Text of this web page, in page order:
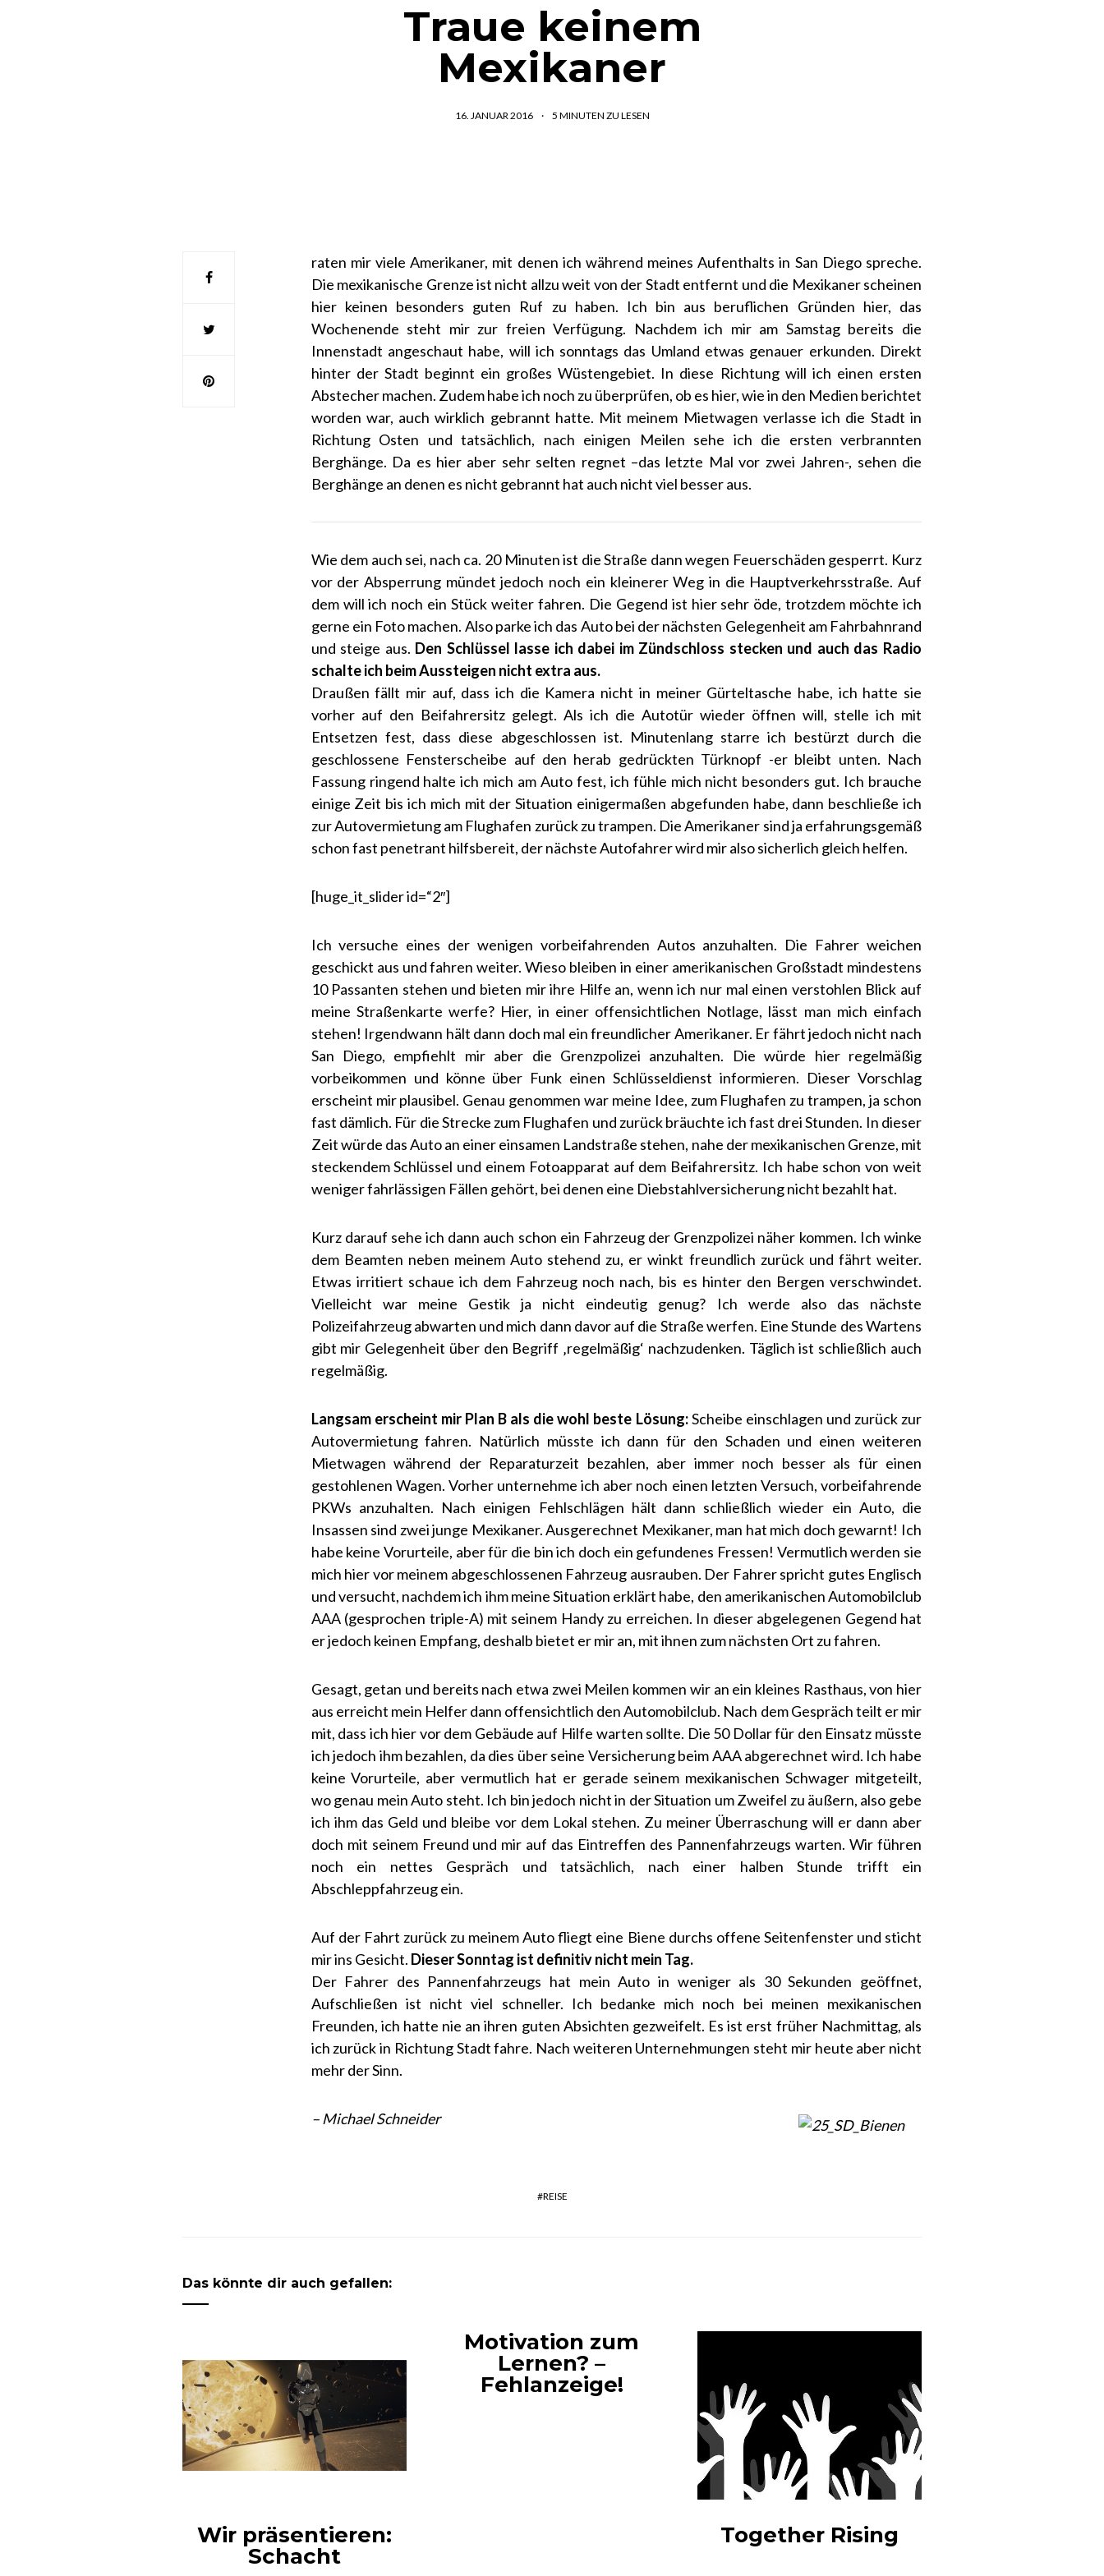
Traue keinem
Mexikaner
16. JANUAR 2016 5 MINUTEN ZU LESEN
raten mir viele Amerikaner, mit denen ich während meines Aufenthalts in San Diego spreche.
Die mexikanische Grenze ist nicht allzu weit von der Stadt entfernt und die Mexikaner scheinen
hier keinen besonders guten Ruf zu haben. Ich bin aus beruflichen Gründen hier, das
Wochenende steht mir zur freien Verfügung. Nachdem ich mir am Samstag bereits die
Innenstadt angeschaut habe, will ich sonntags das Umland etwas genauer erkunden. Direkt
hinter der Stadt beginnt ein großes Wüstengebiet. In diese Richtung will ich einen ersten
Abstecher machen. Zudem habe ich noch zu überprüfen, ob es hier, wie in den Medien berichtet
worden war, auch wirklich gebrannt hatte. Mit meinem Mietwagen verlasse ich die Stadt in
Richtung Osten und tatsächlich, nach einigen Meilen sehe ich die ersten verbrannten
Berghänge. Da es hier aber sehr selten regnet –das letzte Mal vor zwei Jahren-, sehen die
Berghänge an denen es nicht gebrannt hat auch nicht viel besser aus.
Wie dem auch sei, nach ca. 20 Minuten ist die Straße dann wegen Feuerschäden gesperrt. Kurz
vor der Absperrung mündet jedoch noch ein kleinerer Weg in die Hauptverkehrsstraße. Auf
dem will ich noch ein Stück weiter fahren. Die Gegend ist hier sehr öde, trotzdem möchte ich
gerne ein Foto machen. Also parke ich das Auto bei der nächsten Gelegenheit am Fahrbahnrand
und steige aus. Den Schlüssel lasse ich dabei im Zündschloss stecken und auch das Radio
schalte ich beim Aussteigen nicht extra aus.
Draußen fällt mir auf, dass ich die Kamera nicht in meiner Gürteltasche habe, ich hatte sie
vorher auf den Beifahrersitz gelegt. Als ich die Autotür wieder öffnen will, stelle ich mit
Entsetzen fest, dass diese abgeschlossen ist. Minutenlang starre ich bestürzt durch die
geschlossene Fensterscheibe auf den herab gedrückten Türknopf -er bleibt unten. Nach
Fassung ringend halte ich mich am Auto fest, ich fühle mich nicht besonders gut. Ich brauche
einige Zeit bis ich mich mit der Situation einigermaßen abgefunden habe, dann beschließe ich
zur Autovermietung am Flughafen zurück zu trampen. Die Amerikaner sind ja erfahrungsgemäß
schon fast penetrant hilfsbereit, der nächste Autofahrer wird mir also sicherlich gleich helfen.
[huge_it_slider id=“2″]
Ich versuche eines der wenigen vorbeifahrenden Autos anzuhalten. Die Fahrer weichen
geschickt aus und fahren weiter. Wieso bleiben in einer amerikanischen Großstadt mindestens
10 Passanten stehen und bieten mir ihre Hilfe an, wenn ich nur mal einen verstohlen Blick auf
meine Straßenkarte werfe? Hier, in einer offensichtlichen Notlage, lässt man mich einfach
stehen! Irgendwann hält dann doch mal ein freundlicher Amerikaner. Er fährt jedoch nicht nach
San Diego, empfiehlt mir aber die Grenzpolizei anzuhalten. Die würde hier regelmäßig
vorbeikommen und könne über Funk einen Schlüsseldienst informieren. Dieser Vorschlag
erscheint mir plausibel. Genau genommen war meine Idee, zum Flughafen zu trampen, ja schon
fast dämlich. Für die Strecke zum Flughafen und zurück bräuchte ich fast drei Stunden. In dieser
Zeit würde das Auto an einer einsamen Landstraße stehen, nahe der mexikanischen Grenze, mit
steckendem Schlüssel und einem Fotoapparat auf dem Beifahrersitz. Ich habe schon von weit
weniger fahrlässigen Fällen gehört, bei denen eine Diebstahlversicherung nicht bezahlt hat.
Kurz darauf sehe ich dann auch schon ein Fahrzeug der Grenzpolizei näher kommen. Ich winke
dem Beamten neben meinem Auto stehend zu, er winkt freundlich zurück und fährt weiter.
Etwas irritiert schaue ich dem Fahrzeug noch nach, bis es hinter den Bergen verschwindet.
Vielleicht war meine Gestik ja nicht eindeutig genug? Ich werde also das nächste
Polizeifahrzeug abwarten und mich dann davor auf die Straße werfen. Eine Stunde des Wartens
gibt mir Gelegenheit über den Begriff ‚regelmäßig‘ nachzudenken. Täglich ist schließlich auch
regelmäßig.
Langsam erscheint mir Plan B als die wohl beste Lösung:Scheibe einschlagen und zurück zur
Autovermietung fahren. Natürlich müsste ich dann für den Schaden und einen weiteren
Mietwagen während der Reparaturzeit bezahlen, aber immer noch besser als für einen
gestohlenen Wagen. Vorher unternehme ich aber noch einen letzten Versuch, vorbeifahrende
PKWs anzuhalten. Nach einigen Fehlschlägen hält dann schließlich wieder ein Auto, die
Insassen sind zwei junge Mexikaner. Ausgerechnet Mexikaner, man hat mich doch gewarnt! Ich
habe keine Vorurteile, aber für die bin ich doch ein gefundenes Fressen! Vermutlich werden sie
mich hier vor meinem abgeschlossenen Fahrzeug ausrauben. Der Fahrer spricht gutes Englisch
und versucht, nachdem ich ihm meine Situation erklärt habe, den amerikanischen Automobilclub
AAA (gesprochen triple-A) mit seinem Handy zu erreichen. In dieser abgelegenen Gegend hat
er jedoch keinen Empfang, deshalb bietet er mir an, mit ihnen zum nächsten Ort zu fahren.
Gesagt, getan und bereits nach etwa zwei Meilen kommen wir an ein kleines Rasthaus, von hier
aus erreicht mein Helfer dann offensichtlich den Automobilclub. Nach dem Gespräch teilt er mir
mit, dass ich hier vor dem Gebäude auf Hilfe warten sollte. Die 50 Dollar für den Einsatz müsste
ich jedoch ihm bezahlen, da dies über seine Versicherung beim AAA abgerechnet wird. Ich habe
keine Vorurteile, aber vermutlich hat er gerade seinem mexikanischen Schwager mitgeteilt,
wo genau mein Auto steht. Ich bin jedoch nicht in der Situation um Zweifel zu äußern, also gebe
ich ihm das Geld und bleibe vor dem Lokal stehen. Zu meiner Überraschung will er dann aber
doch mit seinem Freund und mir auf das Eintreffen des Pannenfahrzeugs warten. Wir führen
noch ein nettes Gespräch und tatsächlich, nach einer halben Stunde trifft ein
Abschleppfahrzeug ein.
Auf der Fahrt zurück zu meinem Auto fliegt eine Biene durchs offene Seitenfenster und sticht
mir ins Gesicht. Dieser Sonntag ist definitiv nicht mein Tag.
Der Fahrer des Pannenfahrzeugs hat mein Auto in weniger als 30 Sekunden geöffnet,
Aufschließen ist nicht viel schneller. Ich bedanke mich noch bei meinen mexikanischen
Freunden, ich hatte nie an ihren guten Absichten gezweifelt. Es ist erst früher Nachmittag, als
ich zurück in Richtung Stadt fahre. Nach weiteren Unternehmungen steht mir heute aber nicht
mehr der Sinn.
– Michael Schneider
REISE
Das könnte dir auch gefallen:
Wir präsentieren:
Schacht
Motivation zum
Lernen? –
Fehlanzeige!
Together Rising